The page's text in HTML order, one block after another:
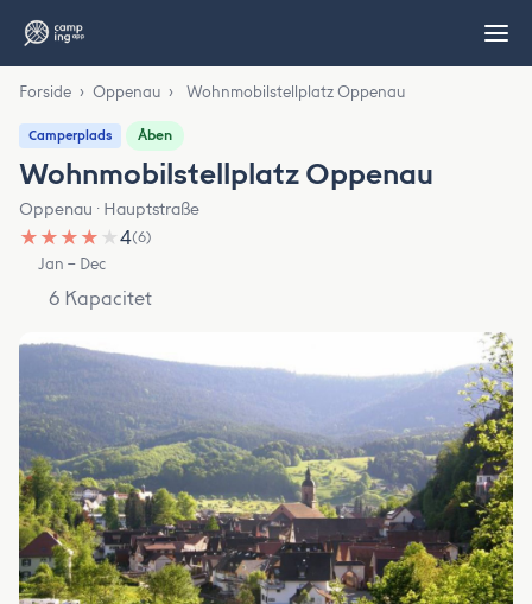
Forside › Oppenau › Wohnmobilstellplatz Oppenau
Camperplads Åben
Wohnmobilstellplatz Oppenau
Oppenau · Hauptstraße
★ ★ ★ ★ ★4(6)
Jan – Dec
6 Kapacitet